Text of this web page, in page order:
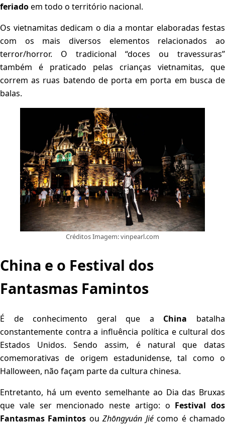
feriadoem todo o território nacional.
Os vietnamitas dedicam o dia a montar elaboradas festas
com os mais diversos elementos relacionados ao
terror/horror. O tradicional “doces ou travessuras”
também é praticado pelas crianças vietnamitas, que
correm as ruas batendo de porta em porta em busca de
balas.
Créditos Imagem: vinpearl.com
China e o Festival dos
Fantasmas Famintos
É de conhecimento geral que a China batalha
constantemente contra a influência política e cultural dos
Estados Unidos. Sendo assim, é natural que datas
comemorativas de origem estadunidense, tal como o
Halloween, não façam parte da cultura chinesa.
Entretanto, há um evento semelhante ao Dia das Bruxas
que vale ser mencionado neste artigo: o Festival dos
Fantasmas Famintos ouZhōngyuán Jiécomo é chamado